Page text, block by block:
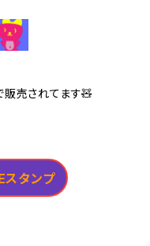
販売されてます🧸
スタンプ